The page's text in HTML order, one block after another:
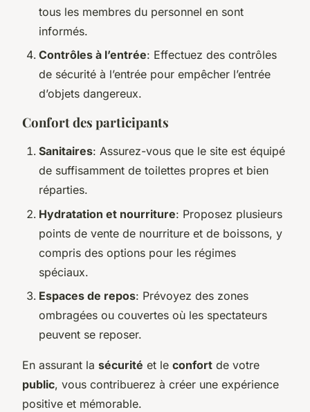
tous les membres du personnel en sont
informés.
Contrôles à l’entrée: Effectuez des contrôles
de sécurité à l’entrée pour empêcher l’entrée
d’objets dangereux.
Confort des participants
Sanitaires: Assurez-vous que le site est équipé
de suffisamment de toilettes propres et bien
réparties.
Hydratation et nourriture: Proposez plusieurs
points de vente de nourriture et de boissons, y
compris des options pour les régimes
spéciaux.
Espaces de repos: Prévoyez des zones
ombragées ou couvertes où les spectateurs
peuvent se reposer.
En assurant la sécurité et le confort de votre
public, vous contribuerez à créer une expérience
positive et mémorable.